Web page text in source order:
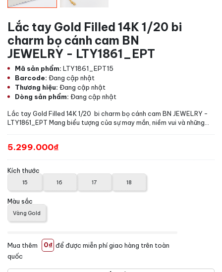
Lắc tay Gold Filled 14K 1/20 bi
charm bọ cánh cam BN
JEWELRY - LTY1861_EPT
Mã sản phẩm: LTY1861_EPT15
Barcode: Đang cập nhật
Thương hiệu: Đang cập nhật
Dòng sản phẩm: Đang cập nhật
Lắc tay Gold Filled 14K 1/20 bi charm bọ cánh cam BN JEWELRY -
LTY1861_EPT Mang biểu tượng của sự may mắn, niềm vui và những...
5.299.000₫
Kích thước
15 16 17 18
Màu sắc
Vàng Gold
Mua thêm 0₫ để được miễn phí giao hàng trên toàn
quốc